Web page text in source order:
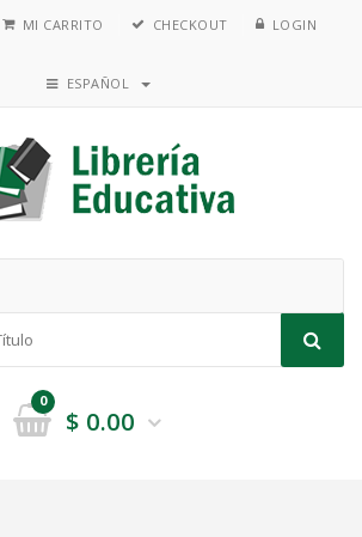
MI CARRITO CHECKOUT LOGIN
ESPAÑOL
0
$ 0.00